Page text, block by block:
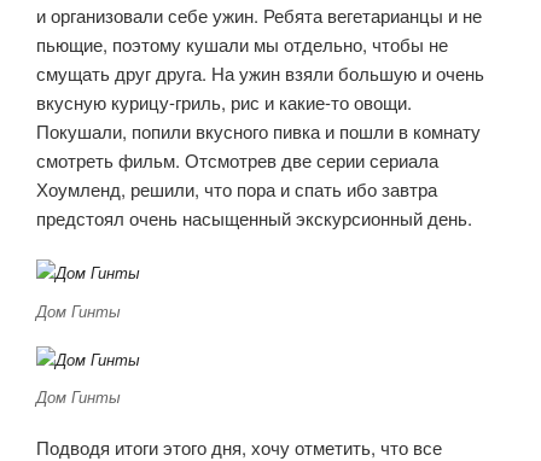
и организовали себе ужин. Ребята вегетарианцы и не
пьющие, поэтому кушали мы отдельно, чтобы не
смущать друг друга. На ужин взяли большую и очень
вкусную курицу-гриль, рис и какие-то овощи.
Покушали, попили вкусного пивка и пошли в комнату
смотреть фильм. Отсмотрев две серии сериала
Хоумленд, решили, что пора и спать ибо завтра
предстоял очень насыщенный экскурсионный день.
Дом Гинты
Дом Гинты
Подводя итоги этого дня, хочу отметить, что все